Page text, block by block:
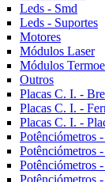
Leds - Smd
Leds - Suportes
Motores
Módulos Laser
Módulos
Outros
Placas C. I. -
Placas C. I. -
Placas C. I. -
Potênciómetros
Potênciómetros
Potênciómetros
Potênciómetros